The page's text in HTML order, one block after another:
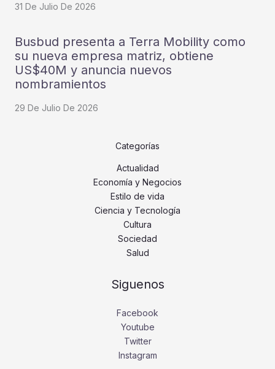
31 De Julio De 2026
Busbud presenta a Terra Mobility como
su nueva empresa matriz, obtiene
US$40M y anuncia nuevos
nombramientos
29 De Julio De 2026
Categorías
Actualidad
Economía y Negocios
Estilo de vida
Ciencia y Tecnología
Cultura
Sociedad
Salud
Siguenos
Facebook
Youtube
Twitter
Instagram